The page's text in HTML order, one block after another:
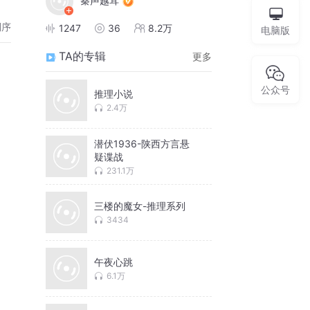
1247 36 8.2万
TA的专辑 更多
推理小说
2.4万
潜伏1936-陕西方言悬
疑谍战
231.1万
三楼的魔女-推理系列
3434
午夜心跳
6.1万
电脑版
公众号